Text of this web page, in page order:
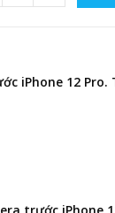
iPhone 12 Pro.